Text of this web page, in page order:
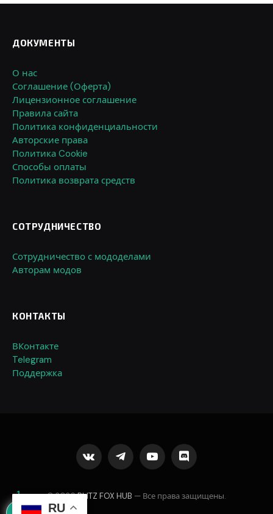
ДОКУМЕНТЫ
О нас
Соглашение (Оферта)
Лицензионное соглашение
Правила сайта
Политика конфиденциальности
Авторские права
Политика Cookie
Способы оплаты
Политика возврата средств
СОТРУДНИЧЕСТВО
Сотрудничество с мододелами
Авторам модов
КОНТАКТЫ
ВКонтакте
Telegram
Поддержка
VKontakteTelegramYouTubeDiscord
© 2026BLITZ FOX HUB — Все права защищены.
RU
1